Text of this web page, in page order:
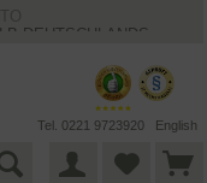
DEUTSCHLANDS
Tel. 0221 9723920 English